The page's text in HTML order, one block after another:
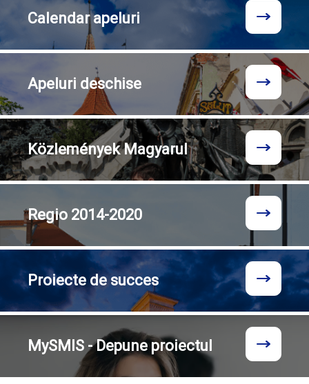
Calendarapeluri
Apeluri deschise
KözleményekMagyarul
Regio 2014-2020
Proiecte de succes
MySMIS - Depune proiectul